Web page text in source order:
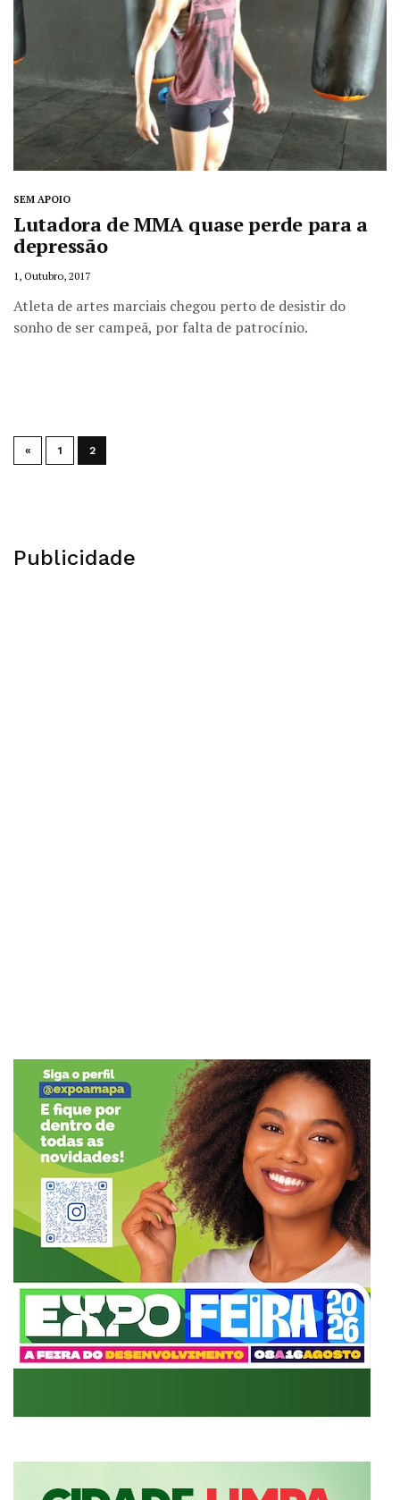
SEM APOIO
Lutadora de MMA quase perde para a
depressão
1, Outubro, 2017
Atleta de artes marciais chegou perto de desistir do
sonho de ser campeã, por falta de patrocínio.
« 1 2
Publicidade